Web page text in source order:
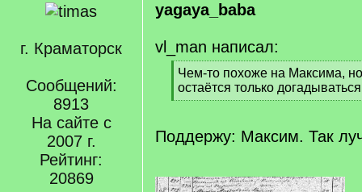
г. Краматорск
Сообщений:
8913
На сайте с
2007 г.
Рейтинг:
20869
yagaya_baba
vl_man написал:
[
q
]
Чем-то похоже на Максима,
остаётся только
[
q
]
Поддержу: Максим. Так